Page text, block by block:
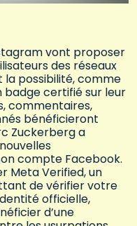
vont proposer
des réseaux
la possibilité, comme
badge certifié sur leur
commentaires,
bénéficieront
Zuckerberg a
compte Facebook.
Meta Verified, un
de vérifier votre
officielle,
d’une